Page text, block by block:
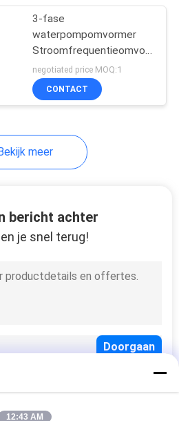
lassen
het
3-fase
waterpompomvormer
Stroomfrequentieomvormer
in woningen
negotiated price MOQ:1
CONTACT
meer
bericht achter
je snel terug!
12:43 AM